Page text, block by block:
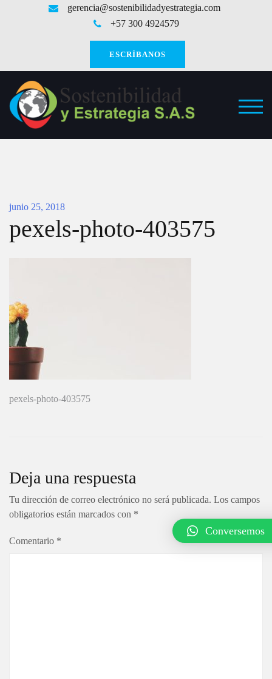
gerencia@sostenibilidadyestrategia.com
+57 300 4924579
ESCRÍBANOS
junio 25, 2018
pexels-photo-403575
Navegación
pexels-photo-403575
Deja una respuesta
Tu dirección de correo electrónico no será publicada. Los campos
obligatorios están marcados con *
Comentario *
Conversemos